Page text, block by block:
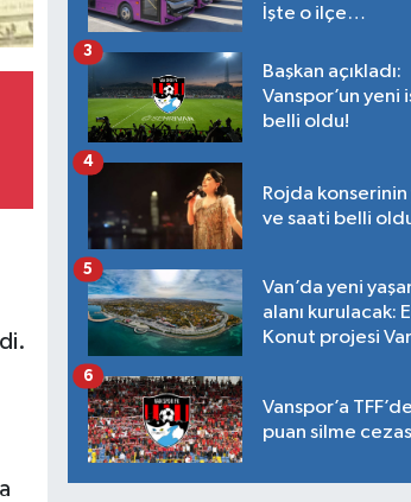
İşte o ilçe…
Başkan açıkladı:
Vanspor’un yeni
belli oldu!
3
Rojda konserinin
ve saati belli
4
Van’da yeni
alanı kurulacak:
Konut projesi
5
Vanspor’a
puan silme
6